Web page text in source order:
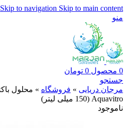
Skip to navigation Skip to main content
منو
0 محصول 0 تومان
جستجو
مرجان دریایی » فروشگاه »
Aquavitro (150 میلی لیتر)
ناموجود